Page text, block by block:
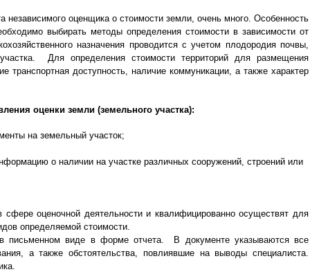
независимого оценщика о стоимости земли, очень много. Особенность
выбирать методы определения стоимости в зависимости от
назначения проводится с учетом плодородия почвы,
Для определения стоимости территорий для размещения
транспортная доступность, наличие коммуникации, а также характер
оценки земли (земельного участка):
на земельный участок;
о наличии на участке различных сооружений, строений или
оценочной деятельности и квалифицированно осуществят для
определяемой стоимости.
письменном виде в форме отчета. В документе указываются все
а также обстоятельства, повлиявшие на выводы специалиста.